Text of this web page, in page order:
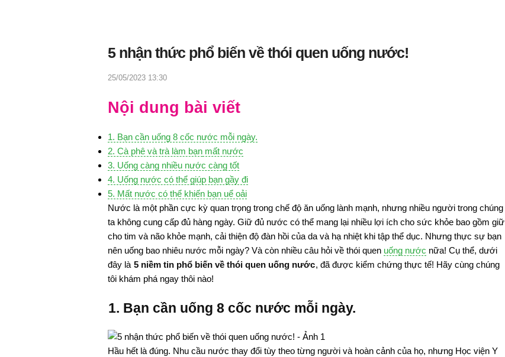
5 nhận thức phổ biến về thói quen uống nước!
25/05/2023 13:30
Nội dung bài viết
1. Bạn cần uống 8 cốc nước mỗi ngày.
2. Cà phê và trà làm bạn mất nước
3. Uống càng nhiều nước càng tốt
4. Uống nước có thể giúp bạn gầy đi
5. Mất nước có thể khiến bạn uể oải
Nước là một phần cực kỳ quan trọng trong chế độ ăn uống lành mạnh, nhưng nhiều người trong chúng
ta không cung cấp đủ hàng ngày. Giữ đủ nước có thể mang lại nhiều lợi ích cho sức khỏe bao gồm giữ
cho tim và não khỏe mạnh, cải thiện độ đàn hồi của da và hạ nhiệt khi tập thể dục. Nhưng thực sự bạn
nên uống bao nhiêu nước mỗi ngày? Và còn nhiều câu hỏi về thói quen uống nước nữa! Cụ thể, dưới
đây là 5 niềm tin phổ biến về thói quen uống nước, đã được kiểm chứng thực tế! Hãy cùng chúng
tôi khám phá ngay thôi nào!
1. Bạn cần uống 8 cốc nước mỗi ngày.
Hầu hết là đúng. Nhu cầu nước thay đổi tùy theo từng người và hoàn cảnh của họ, nhưng Học viện Y